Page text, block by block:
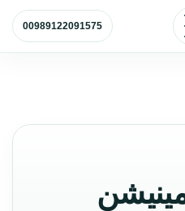
بسته کردن منو
00989122091575